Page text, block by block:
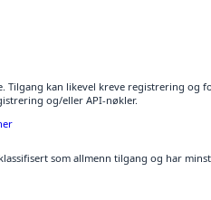
kan likevel kreve registrering og
og/eller API-nøkler.
som allmenn tilgang og har